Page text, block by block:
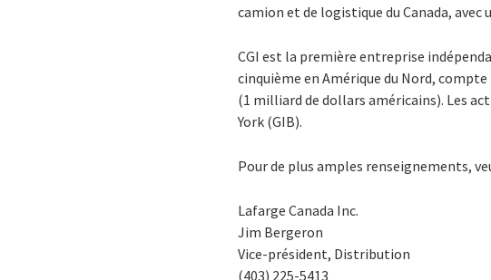
camion et de logistique du Canada, avec
CGI est la première entreprise
cinquième en Amérique du Nord,
(1 milliard de dollars américains). Les
York (GIB).
Pour de plus amples renseignements,
Lafarge Canada Inc.
Jim Bergeron
Vice-président, Distribution
(403) 225-5413